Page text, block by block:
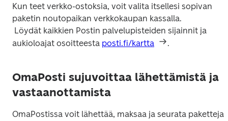
Kun teet verkko-ostoksia, voit valita itsellesi sopivan
paketin noutopaikan verkkokaupan kassalla.
aukioloajat osoitteesta posti.fi/kartta
OmaPosti sujuvoittaa lähettämistä ja
vastaanottamista
OmaPostissa voit lähettää, maksaa ja seurata paketteja.